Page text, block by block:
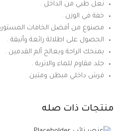
نعل طبي من الداخل .
خفة في الوزن .
مصنوع من أفضل الخامات
الحصول على اطلالة رائعة وأنيقة .
يمنحك الراحة ويعالج ألم القدمين .
جلد مقاوم للماء والاتربة .
فرش داخلي مبطن ومتين.
منتجات ذات صله